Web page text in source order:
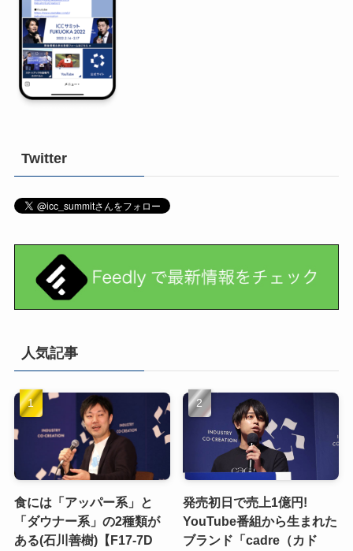
Twitter
人気記事
食には「アッパー系」と
「ダウナー系」の2種類が
ある(石川善樹)【F17-7D
発売初日で売上1億円!
YouTube番組から生まれた
ブランド「cadre（カド